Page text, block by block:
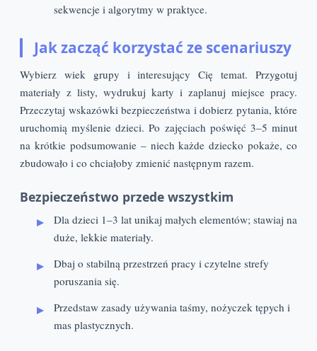
sekwencje i algorytmy w praktyce.
Jak zacząć korzystać ze scenariuszy
Wybierz wiek grupy i interesujący Cię temat. Przygotuj
materiały z listy, wydrukuj karty i zaplanuj miejsce pracy.
Przeczytaj wskazówki bezpieczeństwa i dobierz pytania, które
uruchomią myślenie dzieci. Po zajęciach poświęć 3–5 minut
na krótkie podsumowanie – niech każde dziecko pokaże, co
zbudowało i co chciałoby zmienić następnym razem.
Bezpieczeństwo przede wszystkim
Dla dzieci 1–3 lat unikaj małych elementów; stawiaj na
duże, lekkie materiały.
Dbaj o stabilną przestrzeń pracy i czytelne strefy
poruszania się.
Przedstaw zasady używania taśmy, nożyczek tępych i
mas plastycznych.